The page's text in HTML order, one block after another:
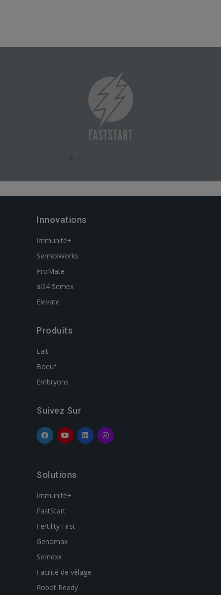
Innovations
Immunité+
SemexWorks
ProMate
ai24 Semex
Elevate
Produits
Lait
Boeuf
Embryons
Suivez Sur
Solutions
Immunité+
FastStart
Fertility First
Genomax
Semexx
Facilité de vêlage
Robot Ready